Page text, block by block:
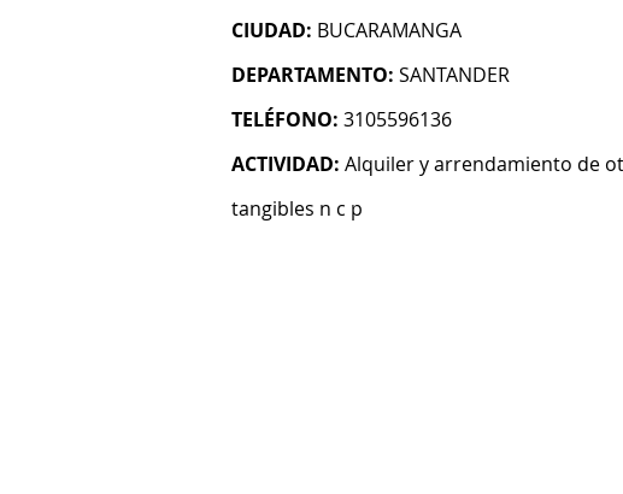
CIUDAD: BUCARAMANGA
DEPARTAMENTO: SANTANDER
TELÉFONO: 3105596136
ACTIVIDAD: Alquiler y arrendamiento de
tangibles n c p